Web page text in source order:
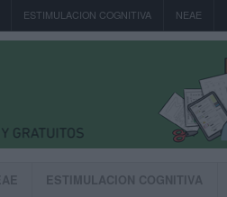
ESTIMULACION COGNITIVA NEAE
ESTIMULACION COGNITIVA